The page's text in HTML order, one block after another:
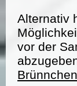
Alternativ
vor der